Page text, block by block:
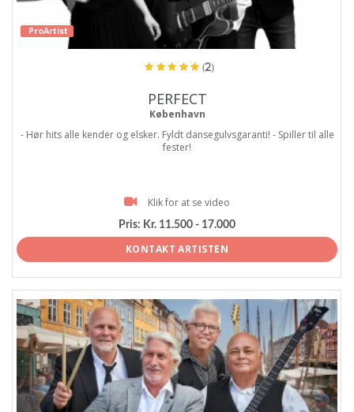
ProArtist
(2)
PERFECT
København
- Hør hits alle kender og elsker. Fyldt dansegulvsgaranti! - Spiller til alle
fester!
Klik for at se video
Pris: Kr. 11.500 - 17.000
KONTAKT ARTISTEN